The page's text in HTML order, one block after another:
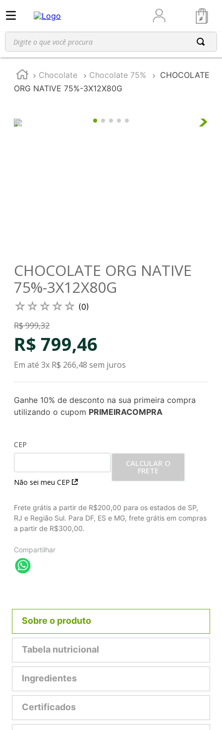
Digite o que você procura
Chocolate Chocolate 75%
CHOCOLATE
ORG NATIVE 75%-3X12X80G
CHOCOLATE ORG NATIVE
75%-3X12X80G
☆☆☆☆☆ (0)
R$999,32
R$ 799,46
Em até 3x R$ 266,48 sem juros
Ganhe 10% de desconto na sua primeira compra
utilizando o cupom PRIMEIRACOMPRA
CEP
Não sei meu CEP
CALCULAR O
FRETE
Frete grátis a partir de R$200,00 para os estados de SP,
RJ e Região Sul. Para DF, ES e MG, frete grátis em compras
a partir de R$300,00.
Compartilhar
Sobre o produto
Tabela nutricional
Ingredientes
Certificados